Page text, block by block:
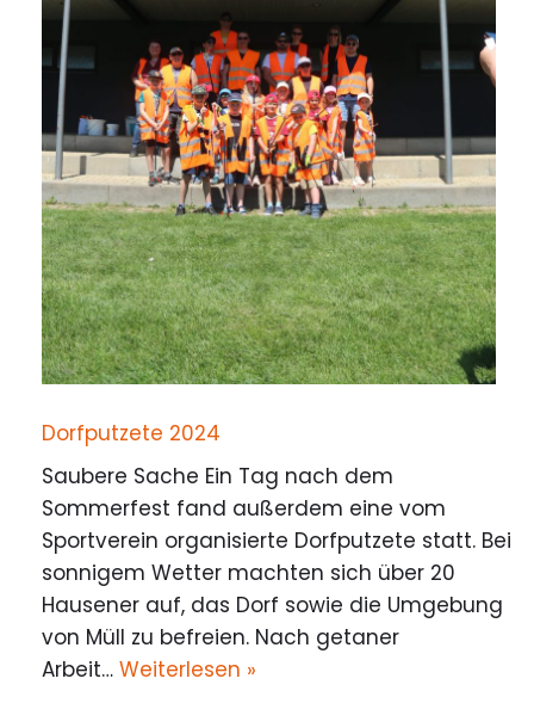
Dorfputzete 2024
Saubere Sache Ein Tag nach dem
Sommerfest fand außerdem eine vom
Sportverein organisierte Dorfputzete statt. Bei
sonnigem Wetter machten sich über 20
Hausener auf, das Dorf sowie die Umgebung
von Müll zu befreien. Nach getaner
Arbeit… Weiterlesen »